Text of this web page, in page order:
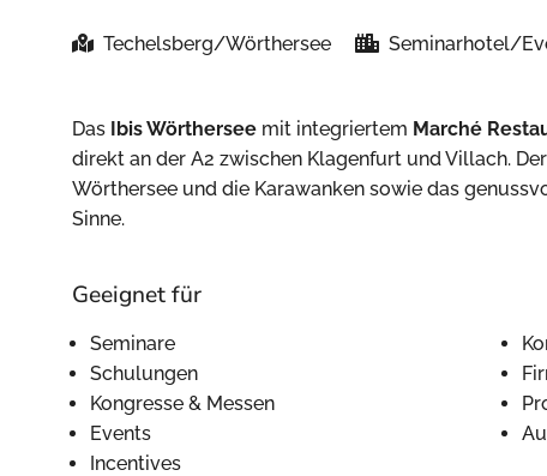
Techelsberg/Wörthersee Seminarhotel/
Das Ibis Wörthersee mit integriertem Marché
direkt an der A2 zwischen Klagenfurt und Villach.
Wörthersee und die Karawanken sowie das
Sinne.
Geeignet für
Seminare
Schulungen
Kongresse & Messen
Events
Incentives